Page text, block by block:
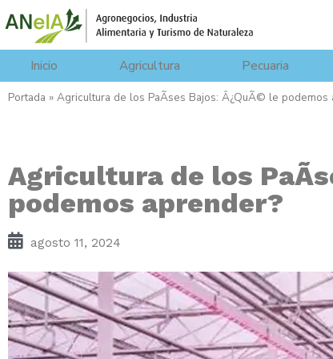
Inicio Agricultura Pecuaria
Portada » Agricultura de los PaÃ­ses Bajos: Â¿QuÃ© le podemos
Agricultura de los
podemos aprender?
agosto 11, 2024